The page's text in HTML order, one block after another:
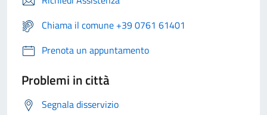
Chiama il comune +39 0761 61401
Prenota un appuntamento
Problemi in città
Segnala disservizio